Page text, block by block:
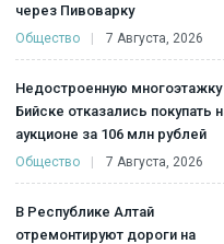
через Пивоварку
Общество 7 Августа, 2026
Недостроенную многоэтажку
Бийске отказались покупать
аукционе за 106 млн рублей
Общество 7 Августа, 2026
В Республике Алтай
отремонтируют дороги на